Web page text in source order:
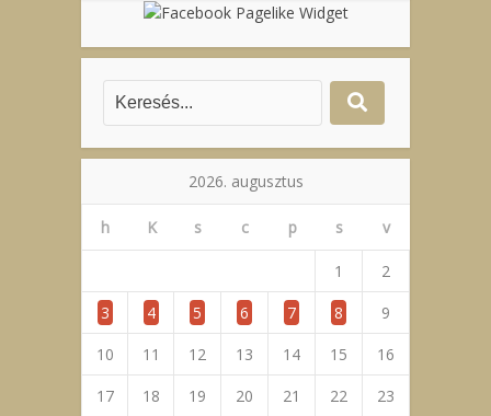
2026. augusztus
h K s c p s v
1
2
3
4 5 6 7 8
9
10
11 12 13 14 15
16
17
18 19 20 21 22
23